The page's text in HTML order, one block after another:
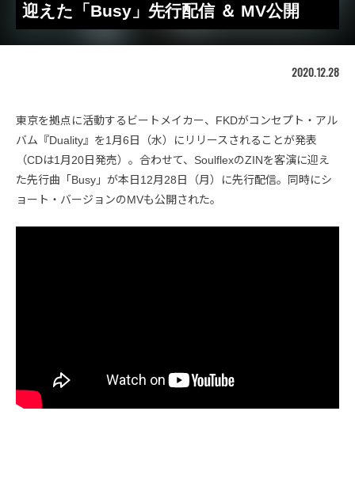
迎えた「Busy」先行配信 ＆ MV公開
2020.12.28
東京を拠点に活動するビートメイカー、FKDがコンセプト・アル
バム『Duality』を1月6日（水）にリリースされることが発表
（CDは1月20日発売）。合わせて、SoulflexのZINを客演に迎え
た先行曲「Busy」が本日12月28日（月）に先行配信。同時にシ
ョート・バージョンのMVも公開された。